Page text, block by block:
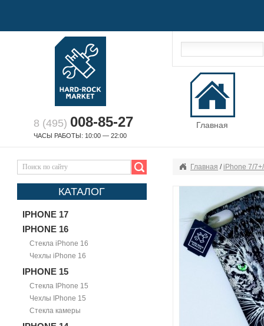
8 (495) 008-85-27
ЧАСЫ РАБОТЫ: 10:00 — 22:00
Главная
КАТАЛОГ
IPHONE 17
IPHONE 16
Стекла iPhone 16
Чехлы iPhone 16
IPHONE 15
Стекла IPhone 15
Чехлы IPhone 15
Стекла камеры
Главная / iPhone 7/